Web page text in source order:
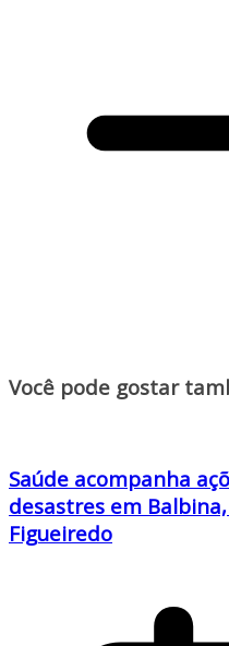
Você pode gostar
Saúde acompanha
desastres em
Figueiredo